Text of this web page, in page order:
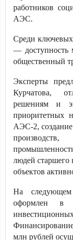
работников
АЭС.
Среди ключевых
— доступность
общественный
Эксперты
Курчатова,
решениям и
приоритетных
АЭС-2,
людей старшего
объектов
На
оформлен в
Финансирование
млн рублей